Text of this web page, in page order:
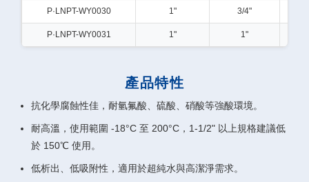
P·LNPT-WY0030 1" 3/4"
P·LNPT-WY0031 1" 1"
產品特性
抗化學腐蝕性佳，耐氫氟酸、硫酸、硝酸等強酸環境。
耐高溫，使用範圍 -18°C 至 200°C，1-1/2" 以上規格建議低
於 150℃ 使用。
低析出、低吸附性，適用於超純水與高潔淨需求。